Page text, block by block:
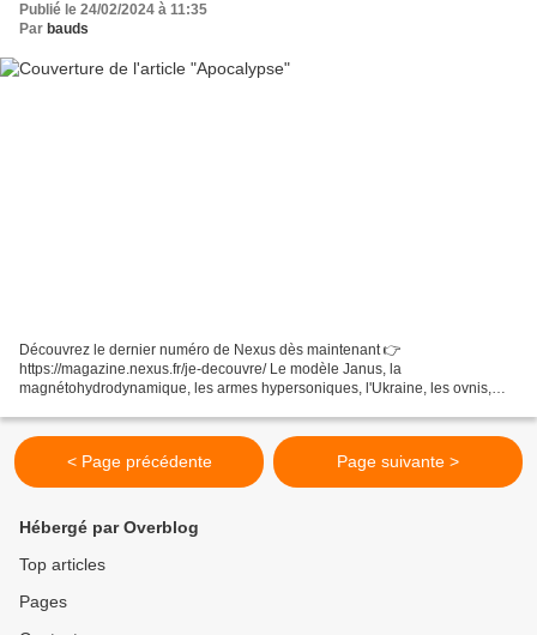
Publié le 24/02/2024 à 11:35
Par bauds
Découvrez le dernier numéro de Nexus dès maintenant 👉
https://magazine.nexus.fr/je-decouvre/ Le modèle Janus, la
magnétohydrodynamique, les armes hypersoniques, l'Ukraine, les ovnis,
< Page précédente Page suivante >
Hébergé par Overblog
Top articles
Pages